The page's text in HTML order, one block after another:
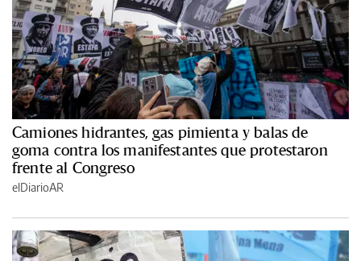
Camiones hidrantes, gas pimienta y balas de
goma contra los manifestantes que protestaron
frente al Congreso
elDiarioAR